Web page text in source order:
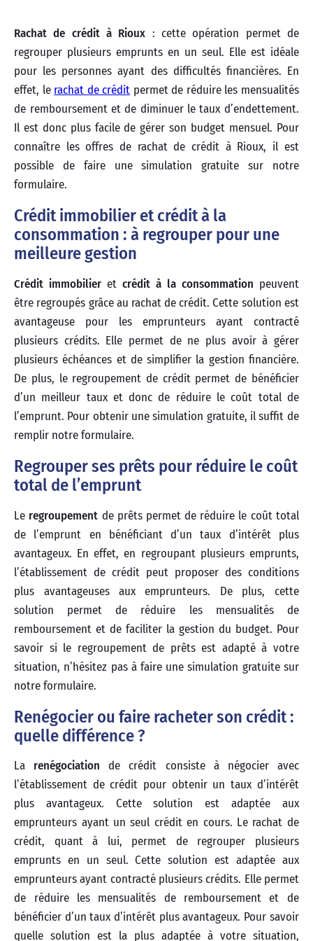
Rachat de crédit à Rioux : cette opération permet de
regrouper plusieurs emprunts en un seul. Elle est idéale
pour les personnes ayant des difficultés financières. En
effet, le rachat de crédit permet de réduire les mensualités
de remboursement et de diminuer le taux d’endettement.
Il est donc plus facile de gérer son budget mensuel. Pour
connaître les offres de rachat de crédit à Rioux, il est
possible de faire une simulation gratuite sur notre
formulaire.
Crédit immobilier et crédit à la
consommation : à regrouper pour une
meilleure gestion
Crédit immobilier etcrédit à la consommation peuvent
être regroupés grâce au rachat de crédit. Cette solution est
avantageuse pour les emprunteurs ayant contracté
plusieurs crédits. Elle permet de ne plus avoir à gérer
plusieurs échéances et de simplifier la gestion financière.
De plus, le regroupement de crédit permet de bénéficier
d’un meilleur taux et donc de réduire le coût total de
l’emprunt. Pour obtenir une simulation gratuite, il suffit de
remplir notre formulaire.
Regrouper ses prêts pour réduire le coût
total de l’emprunt
Le regroupement de prêts permet de réduire le coût total
de l’emprunt en bénéficiant d’un taux d’intérêt plus
avantageux. En effet, en regroupant plusieurs emprunts,
l’établissement de crédit peut proposer des conditions
plus avantageuses aux emprunteurs. De plus, cette
solution permet de réduire les mensualités de
remboursement et de faciliter la gestion du budget. Pour
savoir si le regroupement de prêts est adapté à votre
situation, n’hésitez pas à faire une simulation gratuite sur
notre formulaire.
Renégocier ou faire racheter son crédit :
quelle différence ?
La renégociation de crédit consiste à négocier avec
l’établissement de crédit pour obtenir un taux d’intérêt
plus avantageux. Cette solution est adaptée aux
emprunteurs ayant un seul crédit en cours. Le rachat de
crédit, quant à lui, permet de regrouper plusieurs
emprunts en un seul. Cette solution est adaptée aux
emprunteurs ayant contracté plusieurs crédits. Elle permet
de réduire les mensualités de remboursement et de
bénéficier d’un taux d’intérêt plus avantageux. Pour savoir
quelle solution est la plus adaptée à votre situation,